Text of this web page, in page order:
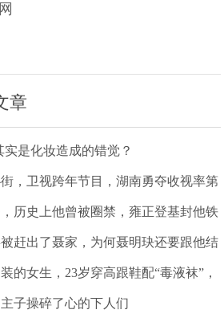
章
实是化妆造成的错觉？
，卫视跨年节目，湖南勇夺收视率第
历史上他曾被圈禁，雍正登基封他铁
赶出了聂家，为何聂明玦还要跟他结
的女生，23岁穿高跟鞋配“毒液袜”，
子操碎了心的下人们